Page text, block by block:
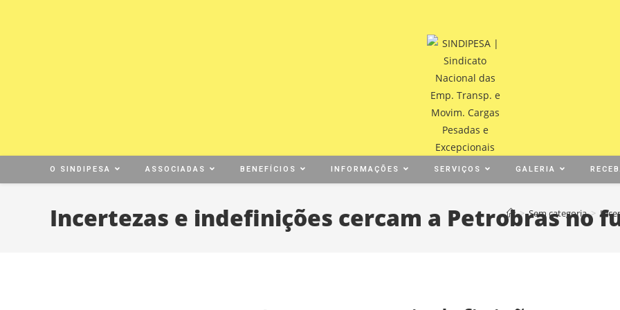
O SINDIPESA ASSOCIADAS BENEFÍCIOS INFORMAÇÕES SERVIÇOS GALERIA
Incertezas e indefinições cercam a Petrobras no
> Sem categoria >